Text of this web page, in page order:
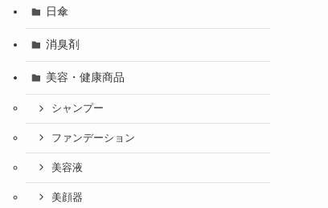
日傘
消臭剤
美容・健康商品
シャンプー
ファンデーション
美容液
美顔器